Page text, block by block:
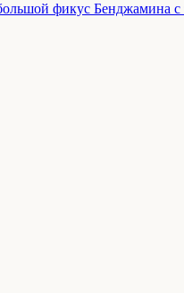
фикус Бенджамина с